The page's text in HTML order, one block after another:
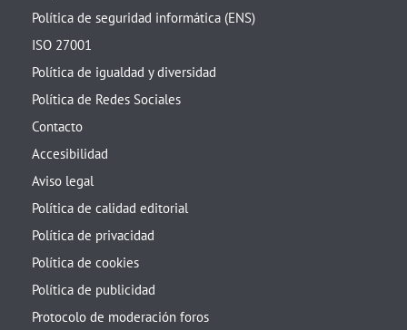
Política de seguridad informática (ENS)
ISO 27001
Política de igualdad y diversidad
Política de Redes Sociales
Contacto
Accesibilidad
Aviso legal
Política de calidad editorial
Política de privacidad
Política de cookies
Política de publicidad
Protocolo de moderación foros